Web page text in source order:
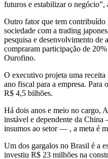
futuros e estabilizar o negócio”,
Outro fator que tem contribuído
sociedade com a trading
pesquisa e desenvolvimento de
compraram participação de
Ourofino.
O executivo projeta uma
ano fiscal para a empresa. Para
R$ 4,5 bilhões.
Há dois anos e meio no cargo,
instável e dependente da
insumos ao setor — , a meta é
Um dos gargalos no Brasil é a
investiu R$ 23 milhões na